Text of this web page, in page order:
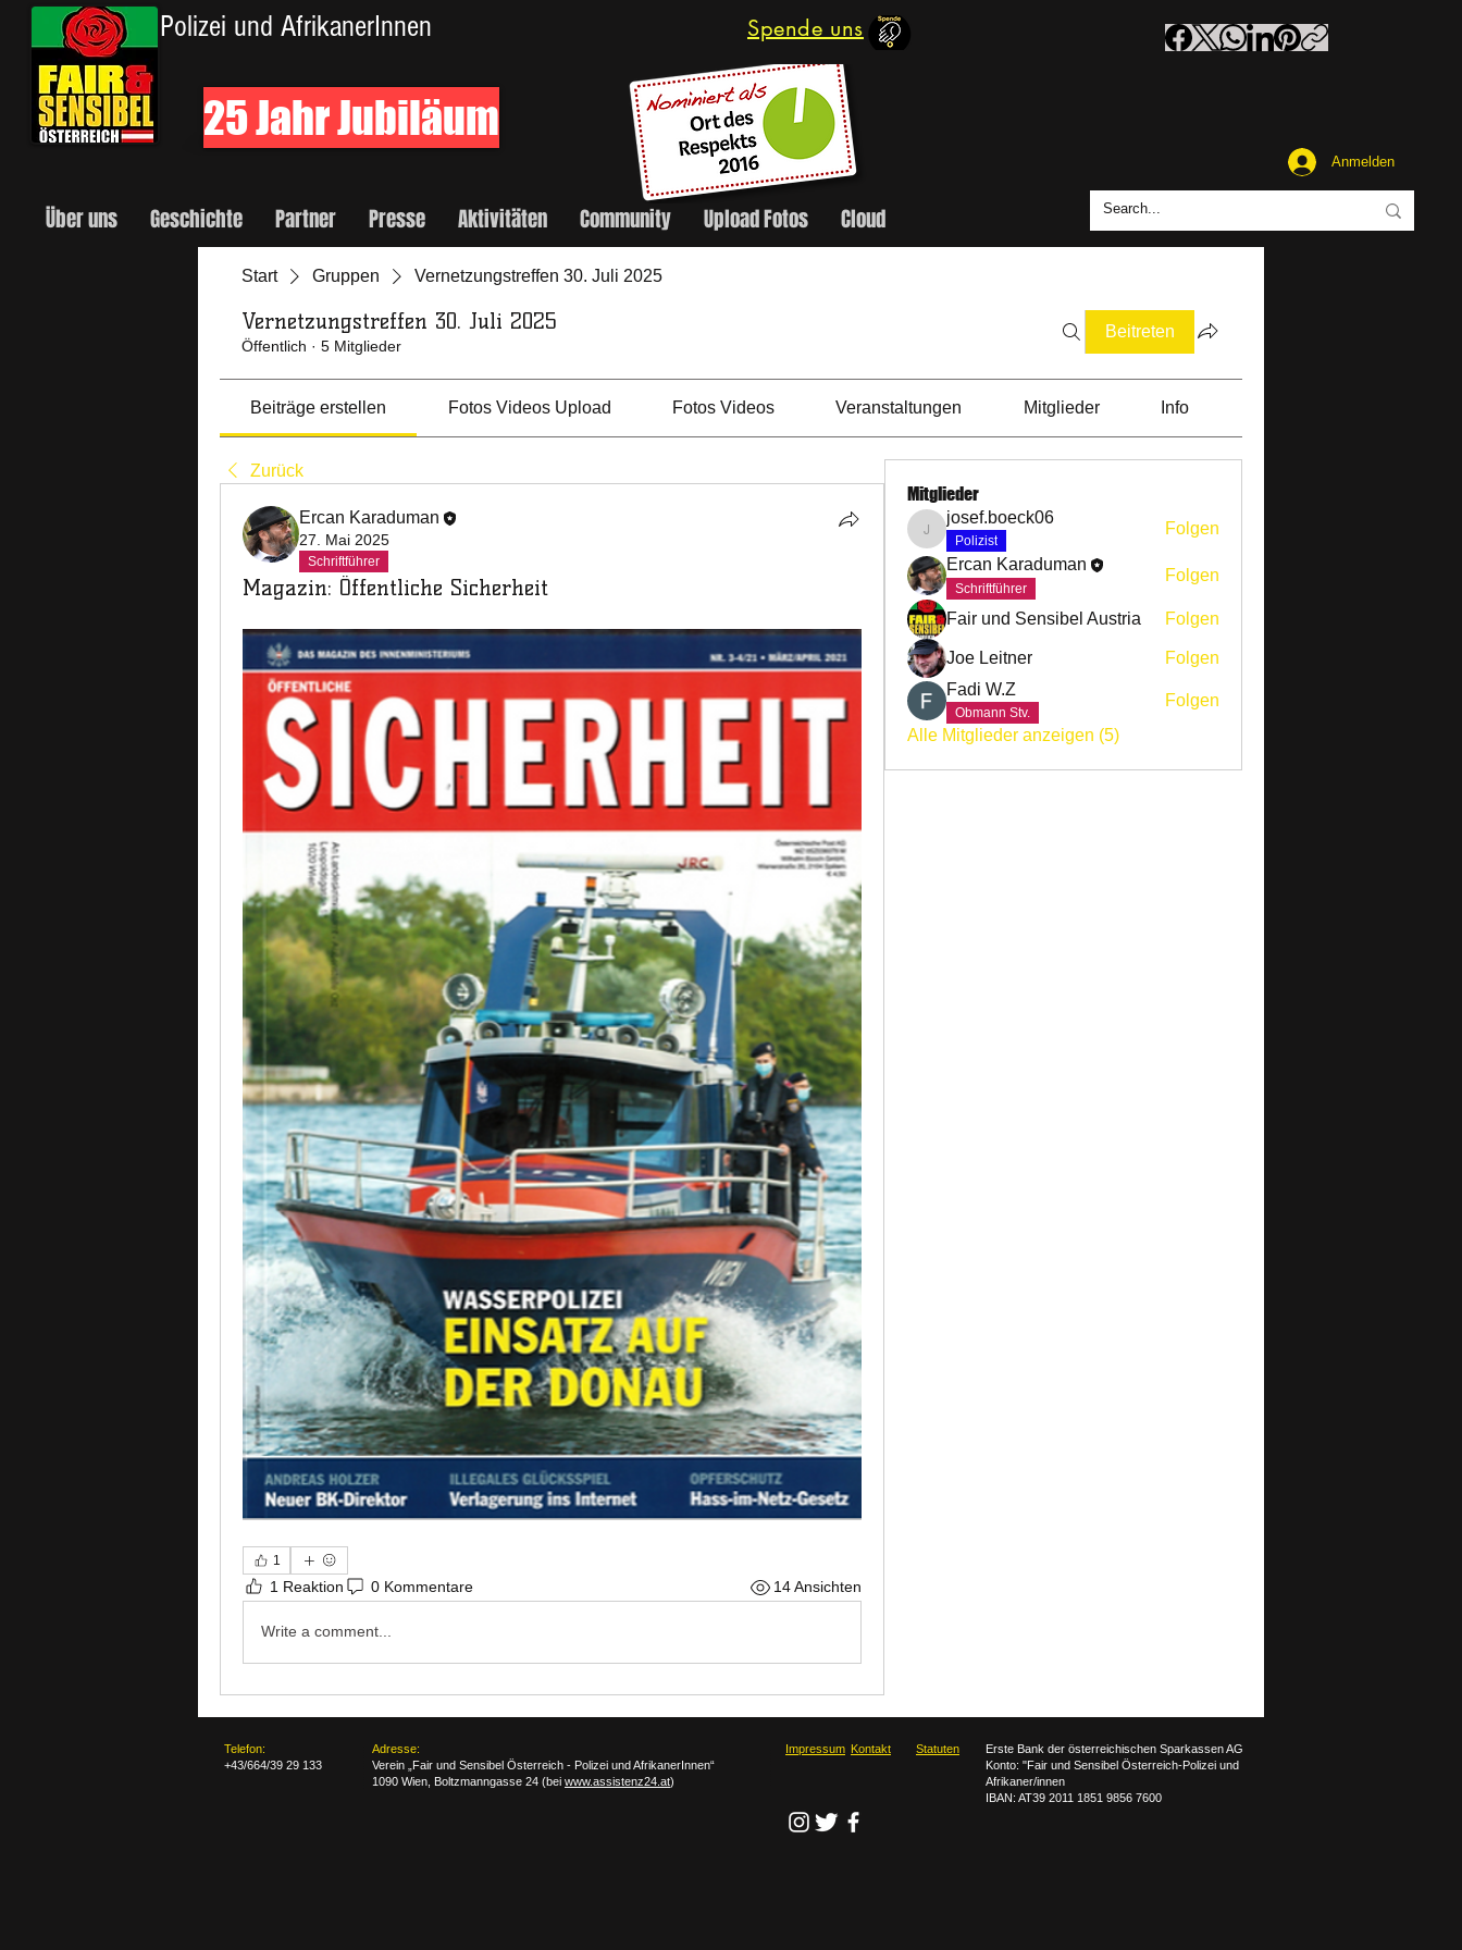
Polizei und AfrikanerInnen
25 Jahr Jubiläum
Spende uns
Über uns Geschichte Partner Presse Aktivitäten Community Upload Fotos Cloud
Anmelden
Start Gruppen Vernetzungstreffen 30. Juli 2025
Vernetzungstreffen 30. Juli 2025
Öffentlich · 5 Mitglieder
Beitreten
Beiträge erstellen Fotos Videos Upload Fotos Videos Veranstaltungen Mitglieder Info
Zurück
Ercan Karaduman
27. Mai 2025
Schriftführer
Magazin: Öffentliche Sicherheit
1
1 Reaktion 0 Kommentare 14 Ansichten
Write a comment...
Mitglieder
josef.boeck06
josef.boeck06
Polizist
Folgen
Ercan Karaduman
Schriftführer
Folgen
Fair und Sensibel Austria Folgen
Joe Leitner
Folgen
Fadi W.Z
Obmann Stv.
Folgen
Alle Mitglieder anzeigen (5)
Telefon:
+43/664/39 29 133
Adresse:
Verein „Fair und Sensibel Österreich - Polizei und AfrikanerInnen“
1090 Wien, Boltzmanngasse 24 (bei www.assistenz24.at)
​​Impressum Kontakt Statuten
Erste Bank der österreichischen Sparkassen AG
Konto: "Fair und Sensibel Österreich-Polizei und
Afrikaner/innen
IBAN: AT39 2011 1851 9856 7600